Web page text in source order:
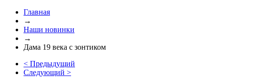
Главная
→
Наши новинки
→
Дама 19 века с зонтиком
< Предыдущий
Следующий >